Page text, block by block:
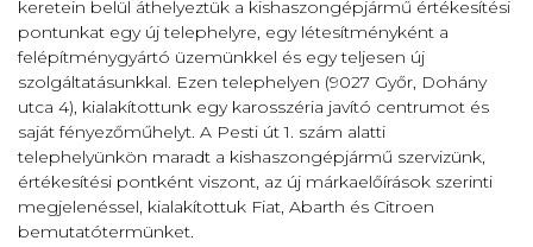
keretein belül áthelyeztük a kishaszongépjármű értékesítési
pontunkat egy új telephelyre, egy létesítményként a
felépítménygyártó üzemünkkel és egy teljesen új
szolgáltatásunkkal. Ezen telephelyen (9027 Győr, Dohány
utca 4), kialakítottunk egy karosszéria javító centrumot és
saját fényezőműhelyt. A Pesti út 1. szám alatti
telephelyünkön maradt a kishaszongépjármű szervizünk,
értékesítési pontként viszont, az új márkaelőírások szerinti
megjelenéssel, kialakítottuk Fiat, Abarth és Citroen
bemutatótermünket.